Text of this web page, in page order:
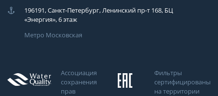
196191, Санкт-Петербург, Ленинский пр-т 168, БЦ
«Энергия», 6 этаж
Метро Московская
Ассоциация
сохранения
прав
Фильтры
сертифицированы
на территории